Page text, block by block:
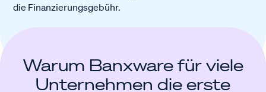
die Finanzierungsgebühr.
Warum Banxware für viele
Unternehmen die erste